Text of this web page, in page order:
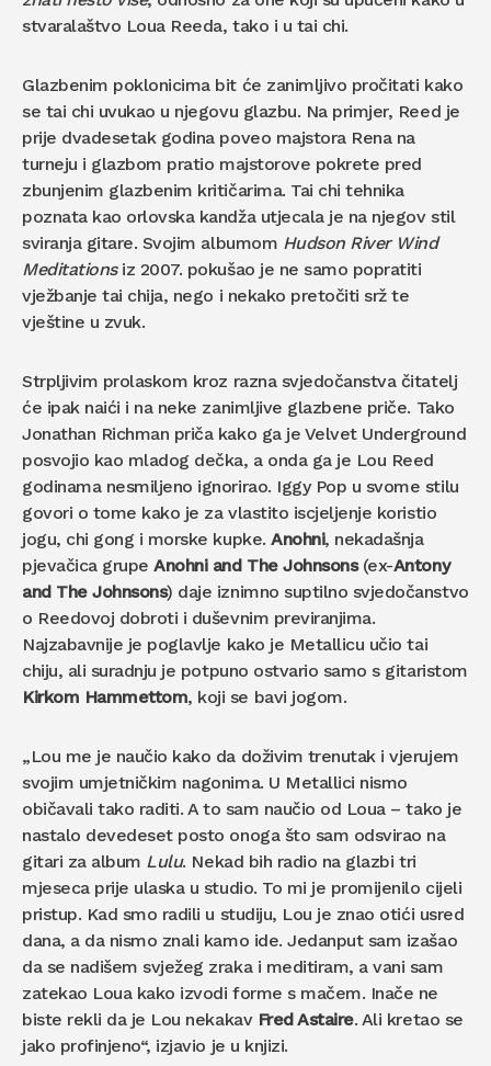
stvaralaštvo Loua Reeda, tako i u tai chi.
Glazbenim poklonicima bit će zanimljivo pročitati kako
se tai chi uvukao u njegovu glazbu. Na primjer, Reed je
prije dvadesetak godina poveo majstora Rena na
turneju i glazbom pratio majstorove pokrete pred
zbunjenim glazbenim kritičarima. Tai chi tehnika
poznata kao orlovska kandža utjecala je na njegov stil
sviranja gitare. Svojim albumom Hudson River Wind
Meditationsiz 2007. pokušao je ne samo popratiti
vježbanje tai chija, nego i nekako pretočiti srž te
vještine u zvuk.
Strpljivim prolaskom kroz razna svjedočanstva čitatelj
će ipak naići i na neke zanimljive glazbene priče. Tako
Jonathan Richman priča kako ga je Velvet Underground
posvojio kao mladog dečka, a onda ga je Lou Reed
godinama nesmiljeno ignorirao. Iggy Pop u svome stilu
govori o tome kako je za vlastito iscjeljenje koristio
jogu, chi gong i morske kupke.Anohni, nekadašnja
pjevačica grupeAnohni and The Johnsons(ex-Antony
and The Johnsons) daje iznimno suptilno svjedočanstvo
o Reedovoj dobroti i duševnim previranjima.
Najzabavnije je poglavlje kako je Metallicu učio tai
chiju, ali suradnju je potpuno ostvario samo s gitaristom
Kirkom Hammettom, koji se bavi jogom.
„Lou me je naučio kako da doživim trenutak i vjerujem
svojim umjetničkim nagonima. U Metallici nismo
običavali tako raditi. A to sam naučio od Loua – tako je
nastalo devedeset posto onoga što sam odsvirao na
gitari za album Lulu. Nekad bih radio na glazbi tri
mjeseca prije ulaska u studio. To mi je promijenilo cijeli
pristup. Kad smo radili u studiju, Lou je znao otići usred
dana, a da nismo znali kamo ide. Jedanput sam izašao
da se nadišem svježeg zraka i meditiram, a vani sam
zatekao Loua kako izvodi forme s mačem. Inače ne
biste rekli da je Lou nekakav Fred Astaire. Ali kretao se
jako profinjeno“, izjavio je u knjizi.